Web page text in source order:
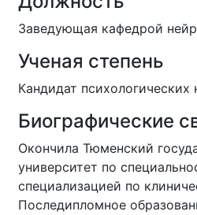
Заведующая кафедрой
Ученая степень
Кандидат психологических
Биографические
Окончила Тюменский
университет по
специализацией по
Последипломное